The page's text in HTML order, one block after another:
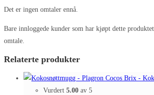
Det er ingen omtaler ennå.
Bare innloggede kunder som har kjøpt dette
omtale.
Relaterte produkter
Vurdert 5.00 av 5